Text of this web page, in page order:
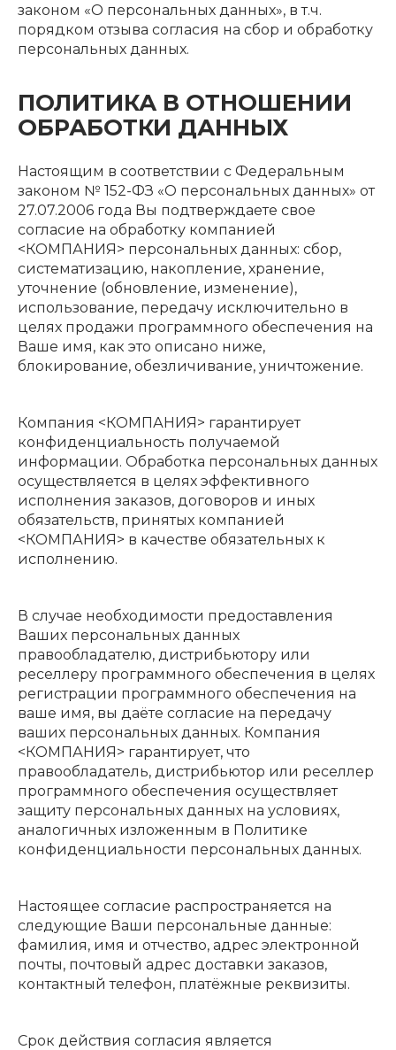
законом «О персональных данных», в т.ч.
порядком отзыва согласия на сбор и обработку
персональных данных.
ПОЛИТИКА В ОТНОШЕНИИ
ОБРАБОТКИ ДАННЫХ
Настоящим в соответствии с Федеральным
законом № 152-ФЗ «О персональных данных» от
27.07.2006 года Вы подтверждаете свое
согласие на обработку компанией
<КОМПАНИЯ> персональных данных: сбор,
систематизацию, накопление, хранение,
уточнение (обновление, изменение),
использование, передачу исключительно в
целях продажи программного обеспечения на
Ваше имя, как это описано ниже,
блокирование, обезличивание, уничтожение.
Компания <КОМПАНИЯ> гарантирует
конфиденциальность получаемой
информации. Обработка персональных данных
осуществляется в целях эффективного
исполнения заказов, договоров и иных
обязательств, принятых компанией
<КОМПАНИЯ> в качестве обязательных к
исполнению.
В случае необходимости предоставления
Ваших персональных данных
правообладателю, дистрибьютору или
реселлеру программного обеспечения в целях
регистрации программного обеспечения на
ваше имя, вы даёте согласие на передачу
ваших персональных данных. Компания
<КОМПАНИЯ> гарантирует, что
правообладатель, дистрибьютор или реселлер
программного обеспечения осуществляет
защиту персональных данных на условиях,
аналогичных изложенным в Политике
конфиденциальности персональных данных.
Настоящее согласие распространяется на
следующие Ваши персональные данные:
фамилия, имя и отчество, адрес электронной
почты, почтовый адрес доставки заказов,
контактный телефон, платёжные реквизиты.
Срок действия согласия является